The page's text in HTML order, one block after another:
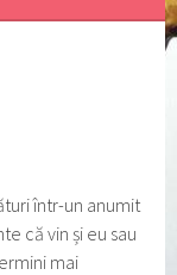
într-un anumit
că vin și eu sau
mai